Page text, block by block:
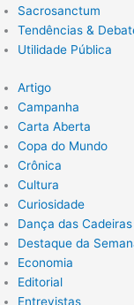
Sacrosanctum
Tendências &
Utilidade Pública
Artigo
Campanha
Carta Aberta
Copa do Mundo
Crônica
Cultura
Curiosidade
Dança das Cadeiras
Destaque da
Economia
Editorial
Entrevistas